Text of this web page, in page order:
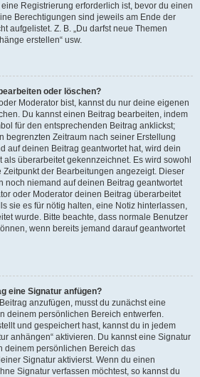
Registrierung erforderlich ist, bevor du einen
Berechtigungen sind jeweils am Ende der
aufgelistet. Z. B. „Du darfst neue Themen
erstellen“ usw.
oder löschen?
Moderator bist, kannst du nur deine eigenen
Du kannst einen Beitrag bearbeiten, indem
für den entsprechenden Beitrag anklickst;
begrenzten Zeitraum nach seiner Erstellung
auf deinen Beitrag geantwortet hat, wird dein
als überarbeitet gekennzeichnet. Es wird sowohl
Zeitpunkt der Bearbeitungen angezeigt. Dieser
noch niemand auf deinen Beitrag geantwortet
oder Moderator deinen Beitrag überarbeitet
sie es für nötig halten, eine Notiz hinterlassen,
wurde. Bitte beachte, dass normale Benutzer
wenn bereits jemand darauf geantwortet
eine Signatur anfügen?
anzufügen, musst du zunächst eine
deinem persönlichen Bereich entwerfen.
und gespeichert hast, kannst du in jedem
anhängen“ aktivieren. Du kannst eine Signatur
deinem persönlichen Bereich das
Signatur aktivierst. Wenn du einen
Signatur verfassen möchtest, so kannst du